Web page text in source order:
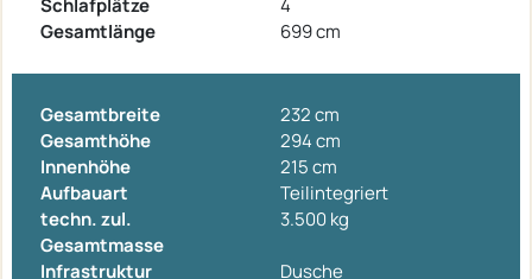
Schlafplätze
4
Gesamtlänge
699 cm
Gesamtbreite
232 cm
Gesamthöhe
294 cm
Innenhöhe
215 cm
Aufbauart
Teilintegriert
techn. zul.
Gesamtmasse
3.500 kg
Infrastruktur
Dusche